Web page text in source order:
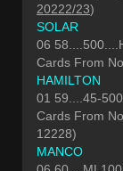
20222/23)
SOLAR
06
Cards From
HAMILTON
01 59....45-
Cards From
12228)
MANCO